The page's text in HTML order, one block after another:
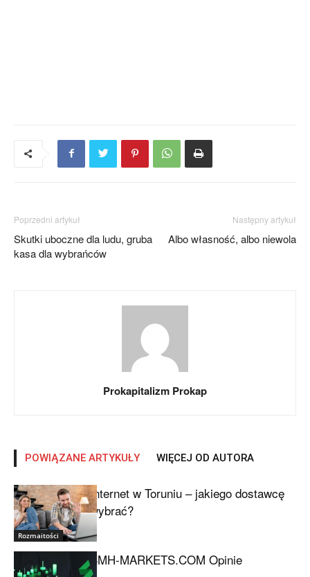
Poprzedni artykuł
Skutki uboczne dla ludu, gruba
kasa dla wybrańców
Następny artykuł
Albo własność, albo niewola
Prokapitalizm Prokap
POWIĄZANE ARTYKUŁY WIĘCEJ OD AUTORA
Rozmaitości
Internet w Toruniu – jakiego dostawcę
wybrać?
SMH-MARKETS.COM Opinie